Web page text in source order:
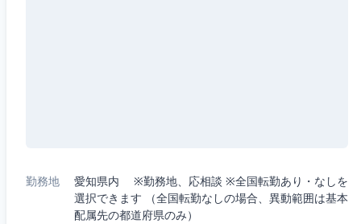
勤務地
愛知県内 ※勤務地、応相談 ※全国転勤あり・なしを
選択できます （全国転勤なしの場合、異動範囲は基本
配属先の都道府県のみ）